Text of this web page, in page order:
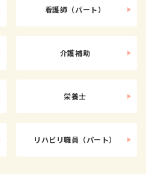
看護師（パート）
介護補助
栄養士
リハビリ職員（パート）